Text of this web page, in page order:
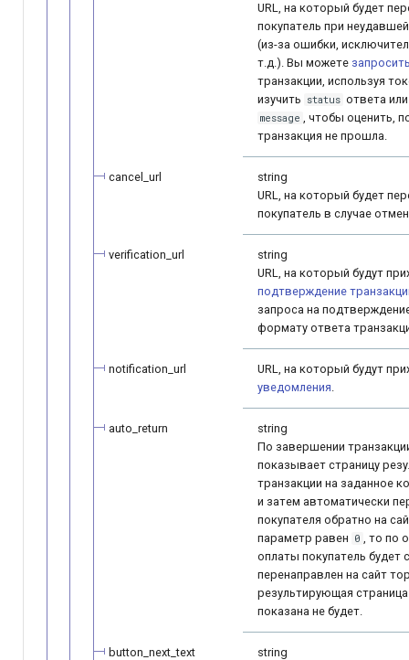
URL, на который будет
покупатель при
(из-за ошибки,
т.д.). Вы можете
транзакции, используя
изучить status ответа
message , чтобы оценить,
транзакция не прошла.
cancel_url
string
URL, на который будет
покупатель в случае
verification_url
string
URL, на который будут
подтверждение
запроса на
формату ответа
notification_url
URL, на который будут
уведомления.
auto_return
string
По завершении
показывает страницу
транзакции на заданное
и затем автоматически
покупателя обратно на
параметр равен 0 , то по
оплаты покупатель будет
перенаправлен на сайт
результирующая
показана не будет.
button_next_text
string